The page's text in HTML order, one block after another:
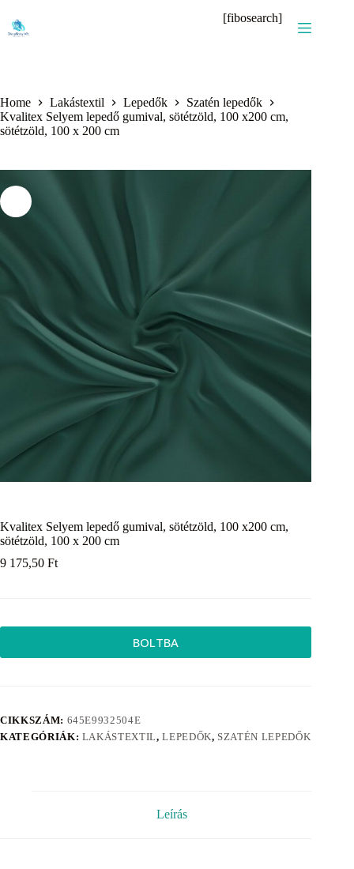
content
[fibosearch]
Home Lakástextil Lepedők
Szatén lepedők
Kvalitex Selyem lepedő gumival, sötétzöld, 100 x200 cm,
sötétzöld, 100 x 200 cm
Kvalitex Selyem lepedő gumival, sötétzöld, 100 x200 cm,
sötétzöld, 100 x 200 cm
9 175,50 Ft
BOLTBA
CIKKSZÁM: 645E9932504E
KATEGÓRIÁK: LAKÁSTEXTIL,LEPEDŐK, SZATÉN LEPEDŐK
Leírás